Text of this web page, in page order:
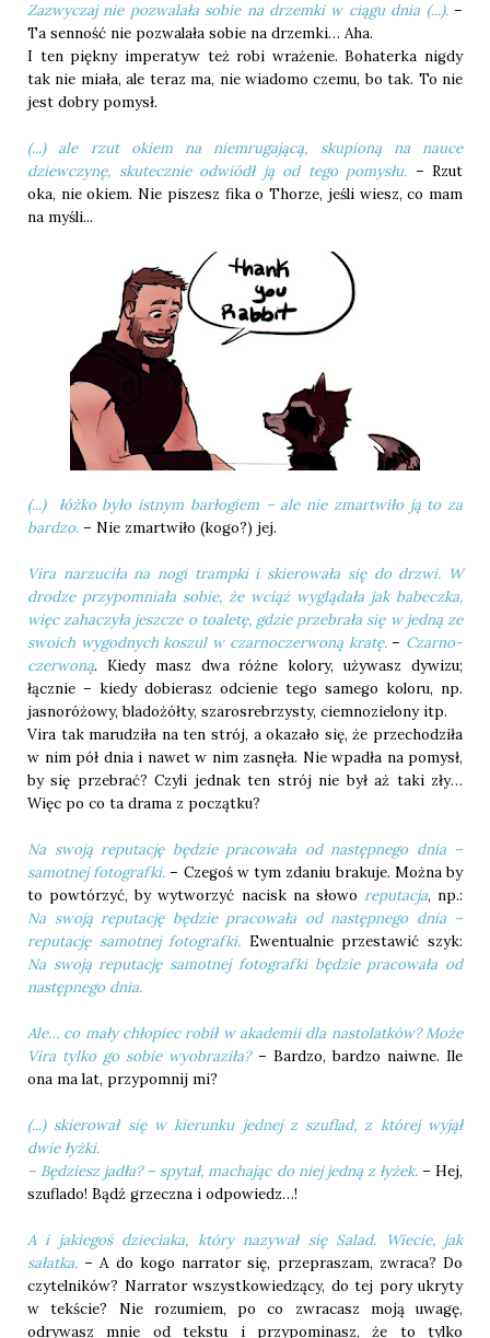
Zazwyczaj nie pozwalała sobie na drzemki w ciągu dnia (...). –
Ta senność nie pozwalała sobie na drzemki… Aha.
I ten piękny imperatyw też robi wrażenie. Bohaterka nigdy
tak nie miała, ale teraz ma, nie wiadomo czemu, bo tak. To nie
jest dobry pomysł.
(...) ale rzut okiem na niemrugającą, skupioną na nauce
dziewczynę, skutecznie odwiódł ją od tego pomysłu. – Rzut
oka, nie okiem. Nie piszesz fika o Thorze, jeśli wiesz, co mam
na myśli...
(...) łóżko było istnym barłogiem – ale nie zmartwiło ją to za
bardzo. – Nie zmartwiło (kogo?) jej.
Vira narzuciła na nogi trampki i skierowała się do drzwi. W
drodze przypomniała sobie, że wciąż wyglądała jak babeczka,
więc zahaczyła jeszcze o toaletę, gdzie przebrała się w jedną ze
swoich wygodnych koszul w czarnoczerwoną kratę.– Czarno-
czerwoną. Kiedy masz dwa różne kolory, używasz dywizu;
łącznie – kiedy dobierasz odcienie tego samego koloru, np.
jasnoróżowy, bladożółty, szarosrebrzysty, ciemnozielony itp.
Vira tak marudziła na ten strój, a okazało się, że przechodziła
w nim pół dnia i nawet w nim zasnęła. Nie wpadła na pomysł,
by się przebrać? Czyli jednak ten strój nie był aż taki zły…
Więc po co ta drama z początku?
Na swoją reputację będzie pracowała od następnego dnia –
samotnej fotografki. – Czegoś w tym zdaniu brakuje. Można by
to powtórzyć, by wytworzyć nacisk na słowo reputacja, np.:
Na swoją reputację będzie pracowała od następnego dnia –
reputację samotnej fotografki. Ewentualnie przestawić szyk:
Na swoją reputację samotnej fotografki będzie pracowała od
następnego dnia.
Ale… co mały chłopiec robił w akademii dla nastolatków? Może
Vira tylko go sobie wyobraziła? – Bardzo, bardzo naiwne. Ile
ona ma lat, przypomnij mi?
(...) skierował się w kierunku jednej z szuflad, z której wyjął
dwie łyżki.
– Będziesz jadła? – spytał, machając do niej jedną z łyżek. – Hej,
szuflado! Bądź grzeczna i odpowiedz…!
A i jakiegoś dzieciaka, który nazywał się Salad. Wiecie, jak
sałatka.– A do kogo narrator się, przepraszam, zwraca? Do
czytelników? Narrator wszystkowiedzący, do tej pory ukryty
w tekście? Nie rozumiem, po co zwracasz moją uwagę,
odrywasz mnie od tekstu i przypominasz, że to tylko